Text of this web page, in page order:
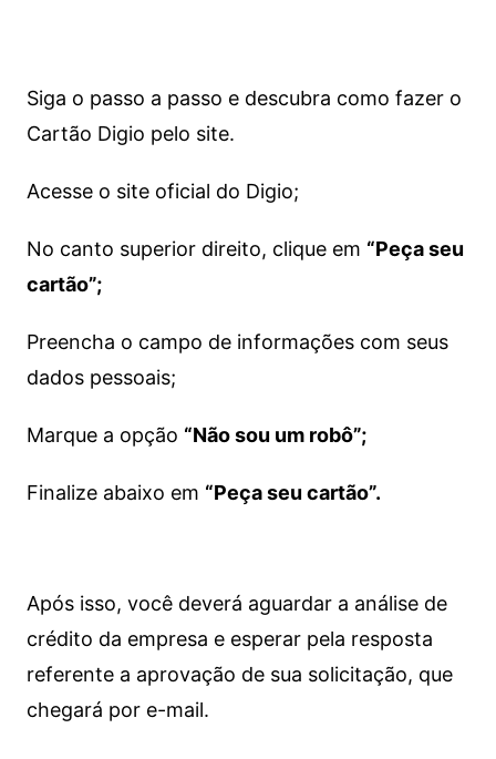
Siga o passo a passo e descubra como fazer o
Cartão Digio pelo site.
Acesse o site oficial do Digio;
No canto superior direito, clique em “Peça seu
cartão”;
Preencha o campo de informações com seus
dados pessoais;
Marque a opção “Não sou um robô”;
Finalize abaixo em “Peça seu cartão”.
Após isso, você deverá aguardar a análise de
crédito da empresa e esperar pela resposta
referente a aprovação de sua solicitação, que
chegará por e-mail.